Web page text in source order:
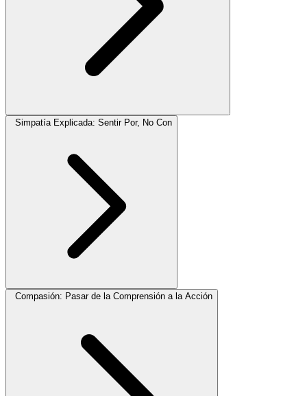
Simpatía Explicada: Sentir Por, No Con
Compasión: Pasar de la Comprensión a la Acción